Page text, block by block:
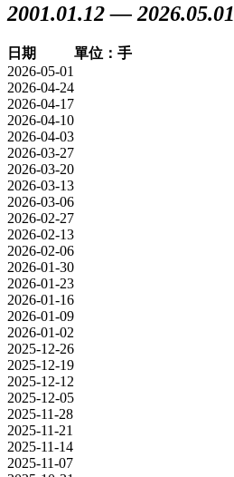
2001.01.12 — 2026.05.01
日期
單位：手
2026-05-01
2026-04-24
2026-04-17
2026-04-10
2026-04-03
2026-03-27
2026-03-20
2026-03-13
2026-03-06
2026-02-27
2026-02-13
2026-02-06
2026-01-30
2026-01-23
2026-01-16
2026-01-09
2026-01-02
2025-12-26
2025-12-19
2025-12-12
2025-12-05
2025-11-28
2025-11-21
2025-11-14
2025-11-07